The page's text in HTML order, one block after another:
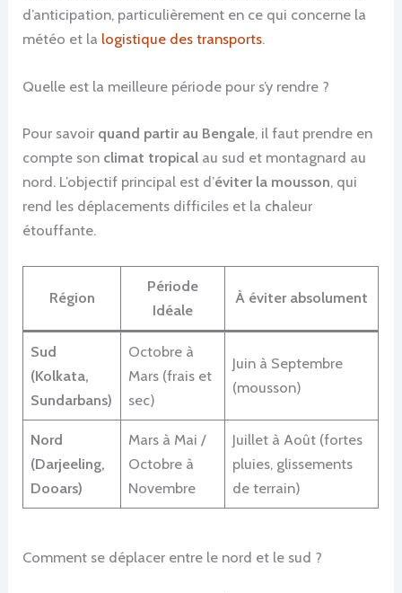
d’anticipation, particulièrement en ce qui concerne la
météo et la logistique des transports.
Quelle est la meilleure période pour s’y rendre ?
Pour savoir quand partir au Bengale, il faut prendre en
compte son climat tropical au sud et montagnard au
nord. L’objectif principal est d’éviter la mousson, qui
rend les déplacements difficiles et la chaleur
étouffante.
Région
Période
Idéale
À éviter absolument
Sud
(Kolkata,
Sundarbans)
Octobre à
Mars (frais et
sec)
Juin à Septembre
(mousson)
Nord
(Darjeeling,
Dooars)
Mars à Mai /
Octobre à
Novembre
Juillet à Août (fortes
pluies, glissements
de terrain)
Comment se déplacer entre le nord et le sud ?